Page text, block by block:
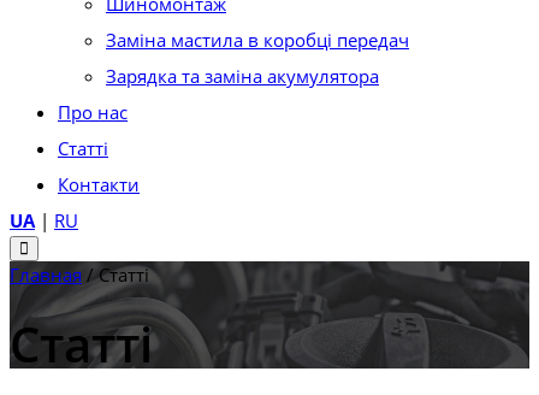
Заміна мастила в коробці передач
Зарядка та заміна акумулятора
Про нас
Статті
Контакти
UA| RU
Главная /Статті
Статті